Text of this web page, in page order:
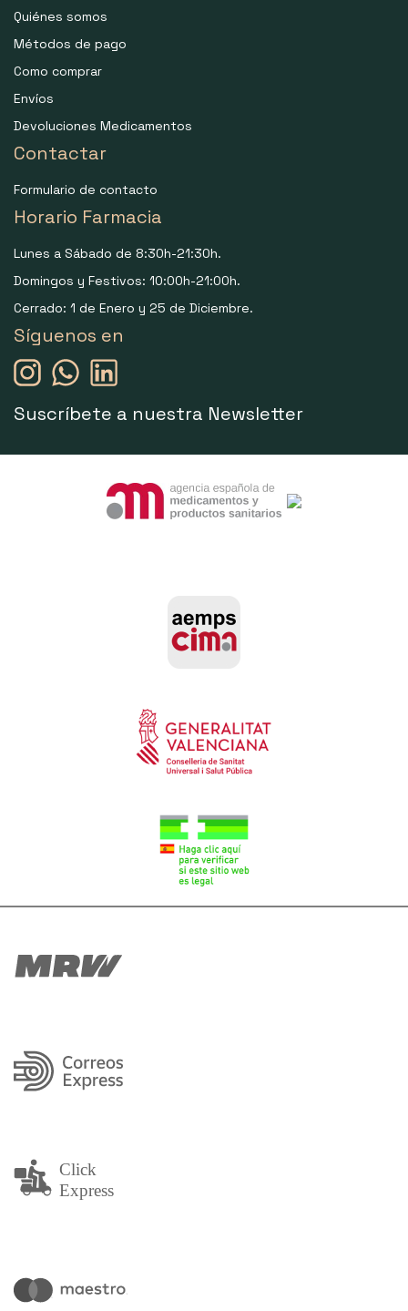
Quiénes somos
Métodos de pago
Como comprar
Envíos
Devoluciones Medicamentos
Contactar
Formulario de contacto
Horario Farmacia
Lunes a Sábado de 8:30h-21:30h.
Domingos y Festivos: 10:00h-21:00h.
Cerrado: 1 de Enero y 25 de Diciembre.
Síguenos en
Suscríbete a nuestra Newsletter